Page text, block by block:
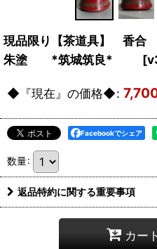
現品限り【茶道具】
朱塗 *筑城筑良*
[
◆『現在』の価格◆:
Facebookでシェア
数量:
返品特約に関する重要事項
カー